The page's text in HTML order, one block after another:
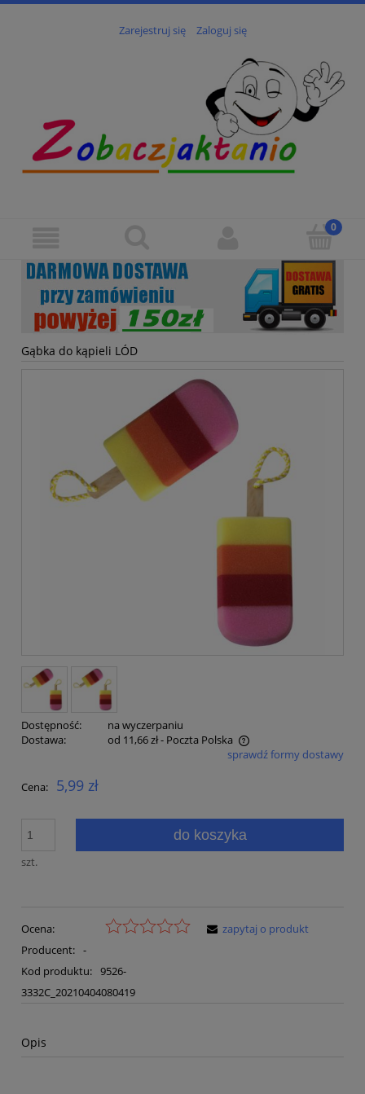
Zarejestruj się Zaloguj się
Gąbka do kąpieli LÓD
Dostępność:
na wyczerpaniu
Dostawa:
od 11,66 zł- Poczta Polska
Cena nie zawiera ewentualnych kosztów płatnościsprawdź formy dostawy
Cena: 5,99 zł
szt.
do koszyka
Ocena:
Producent: -
Kod produktu: 9526-
3332C_20210404080419
zapytaj o produkt
Opis